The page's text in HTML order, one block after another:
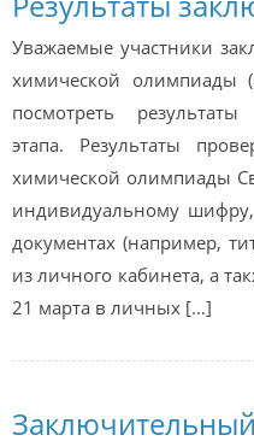
Уважаемые участники
химической олимпиады
посмотреть
этапа. Результаты
химической олимпиады
индивидуальному
документах (например,
из личного кабинета, а
21 марта в личных […]